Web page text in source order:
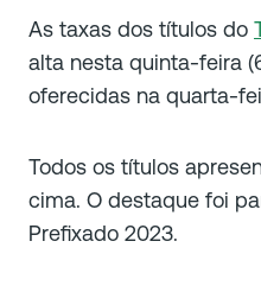
As taxas dos títulos do
alta nesta quinta-feira
oferecidas na quarta-
Todos os títulos
cima. O destaque foi
Prefixado 2023.